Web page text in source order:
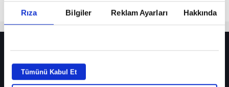
Rıza Bilgiler Reklam Ayarları Hakkında
Tümünü Kabul Et
Fenerbahçe’de sürpriz ayrılık ihtimali! Devre arasında gelmişti
Fenerbahçe’nin yeni transferi Mason Greenwood için olay sözler!